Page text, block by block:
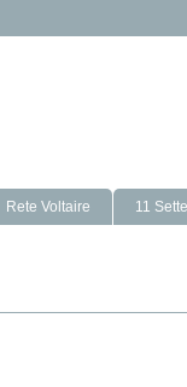
Rete Voltaire 11